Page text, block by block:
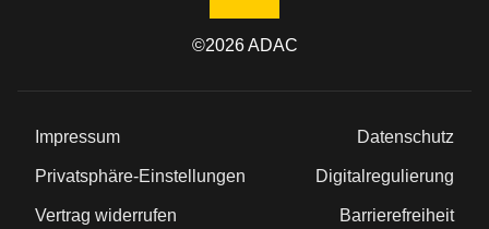
©2026ADAC
Impressum Datenschutz
Privatsphäre-Einstellungen Digitalregulierung
Vertrag widerrufen Barrierefreiheit